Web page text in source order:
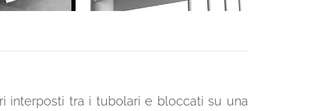
interposti tra i tubolari e bloccati su una